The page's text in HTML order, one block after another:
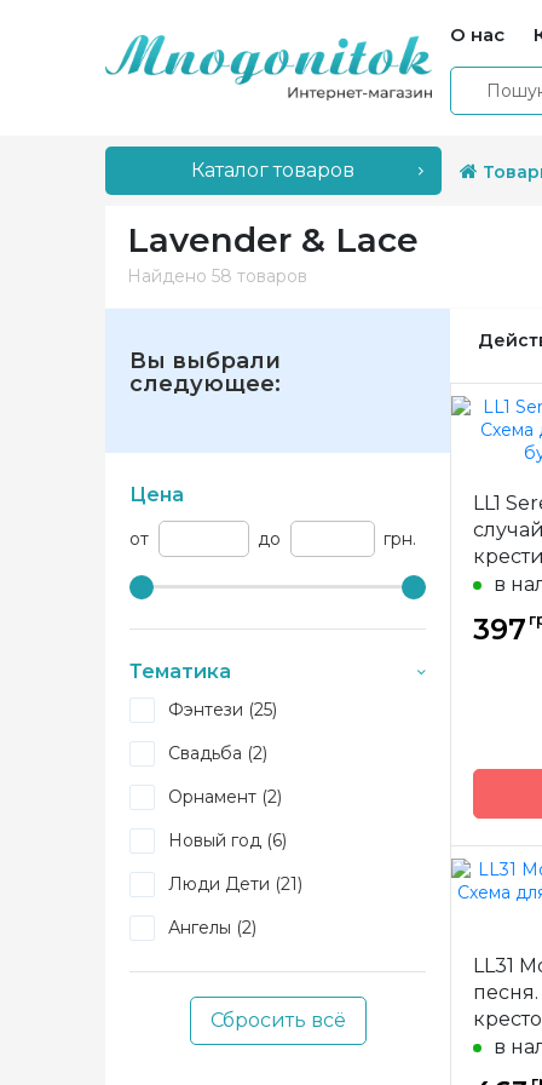
О нас
Каталог товаров
Lavender & Lace
Найдено 58 товаров
Вы выбрали
следующее:
Цена
от до грн.
Тематика
Фэнтези (25)
Свадьба (2)
Орнамент (2)
Новый год (6)
Люди Дети (21)
Ангелы (2)
Сбросить всё
LL1
в
397
Размер
LL31
Lace
в